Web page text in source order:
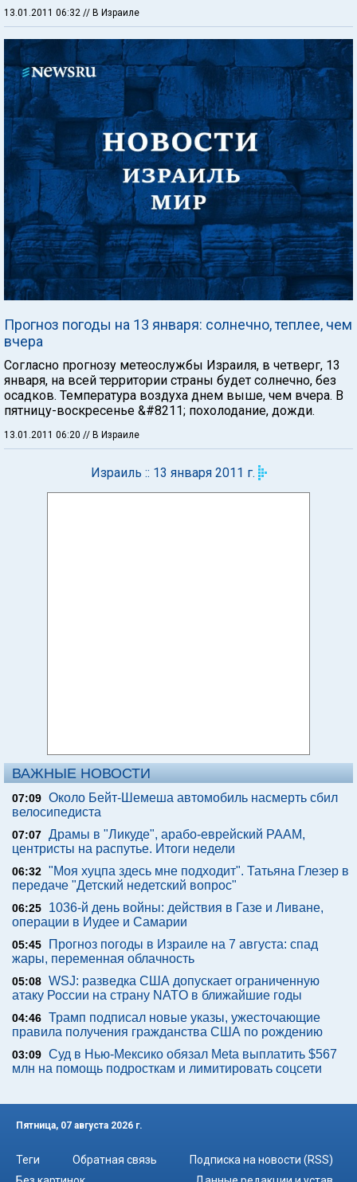
13.01.2011 06:32 // В Израиле
Прогноз погоды на 13 января: солнечно, теплее, чем
вчера
Согласно прогнозу метеослужбы Израиля, в четверг, 13
января, на всей территории страны будет солнечно, без
осадков. Температура воздуха днем выше, чем вчера. В
пятницу-воскресенье &#8211; похолодание, дожди.
13.01.2011 06:20 // В Израиле
Израиль :: 13 января 2011 г.
ВАЖНЫЕ НОВОСТИ
07:09 Около Бейт-Шемеша автомобиль насмерть сбил
велосипедиста
07:07 Драмы в "Ликуде", арабо-еврейский РААМ,
центристы на распутье. Итоги недели
06:32 "Моя хуцпа здесь мне подходит". Татьяна Глезер в
передаче "Детский недетский вопрос"
06:25
1036-й день войны: действия в Газе и Ливане,
операции в Иудее и Самарии
05:45
Прогноз погоды в Израиле на 7 августа: спад
жары, переменная облачность
05:08 WSJ: разведка США допускает ограниченную
атаку России на страну NATO в ближайшие годы
04:46 Трамп подписал новые указы, ужесточающие
правила получения гражданства США по рождению
03:09 Суд в Нью-Мексико обязал Meta выплатить $567
млн на помощь подросткам и лимитировать соцсети
Пятница, 07 августа 2026 г.
Теги Обратная связь
Подписка на новости (RSS)